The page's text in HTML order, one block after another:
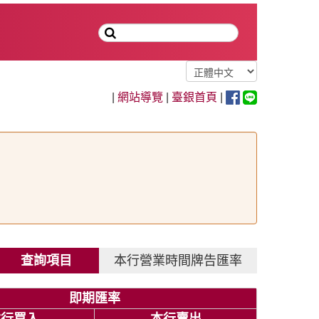
網站導覽 臺銀首頁
查詢項目 本行營業時間牌告匯率
即期匯率